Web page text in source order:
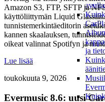
avulla
ja
Amazon S3, FTP, SFTP ja
käyttöliittymän Liquid
tunnistemerkintäeditorin
kannen skaalauksen,
oikeat valinnat Spotifyn ja
Lue lisää
toukokuuta 9, 2026
Evermusic 8.6: uusi